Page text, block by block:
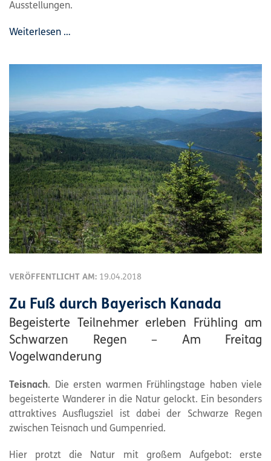
Ausstellungen.
Weiterlesen …
VERÖFFENTLICHT AM: 19.04.2018
Zu Fuß durch Bayerisch Kanada
Begeisterte Teilnehmer erleben Frühling am
Schwarzen Regen – Am Freitag
Vogelwanderung
Teisnach. Die ersten warmen Frühlingstage haben viele
begeisterte Wanderer in die Natur gelockt. Ein besonders
attraktives Ausflugsziel ist dabei der Schwarze Regen
zwischen Teisnach und Gumpenried.
Hier protzt die Natur mit großem Aufgebot: erste